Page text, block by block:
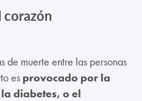
corazón
de muerte entre las personas
es provocado por la
diabetes, o el